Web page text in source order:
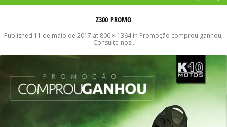
Z300_PROMO
Published 11 de maio de 2017 at 800 × 1364in Promoção comprou ganhou,
Consulte-nos!.